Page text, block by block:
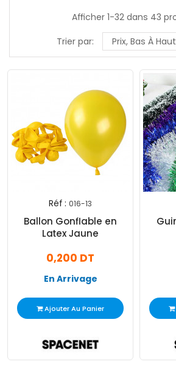
Afficher 1-32 dans 43
Trier par:
Prix, Bas À Haut
Réf : 016-13
Ballon Gonflable en
Latex Jaune
0,200 DT
En Arrivage
Ajouter Au Panier